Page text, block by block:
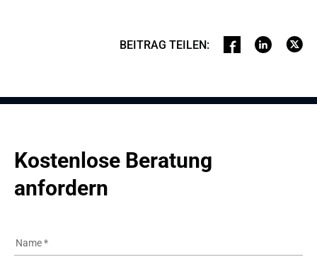
BEITRAG TEILEN:
Kostenlose Beratung
anfordern
Name*